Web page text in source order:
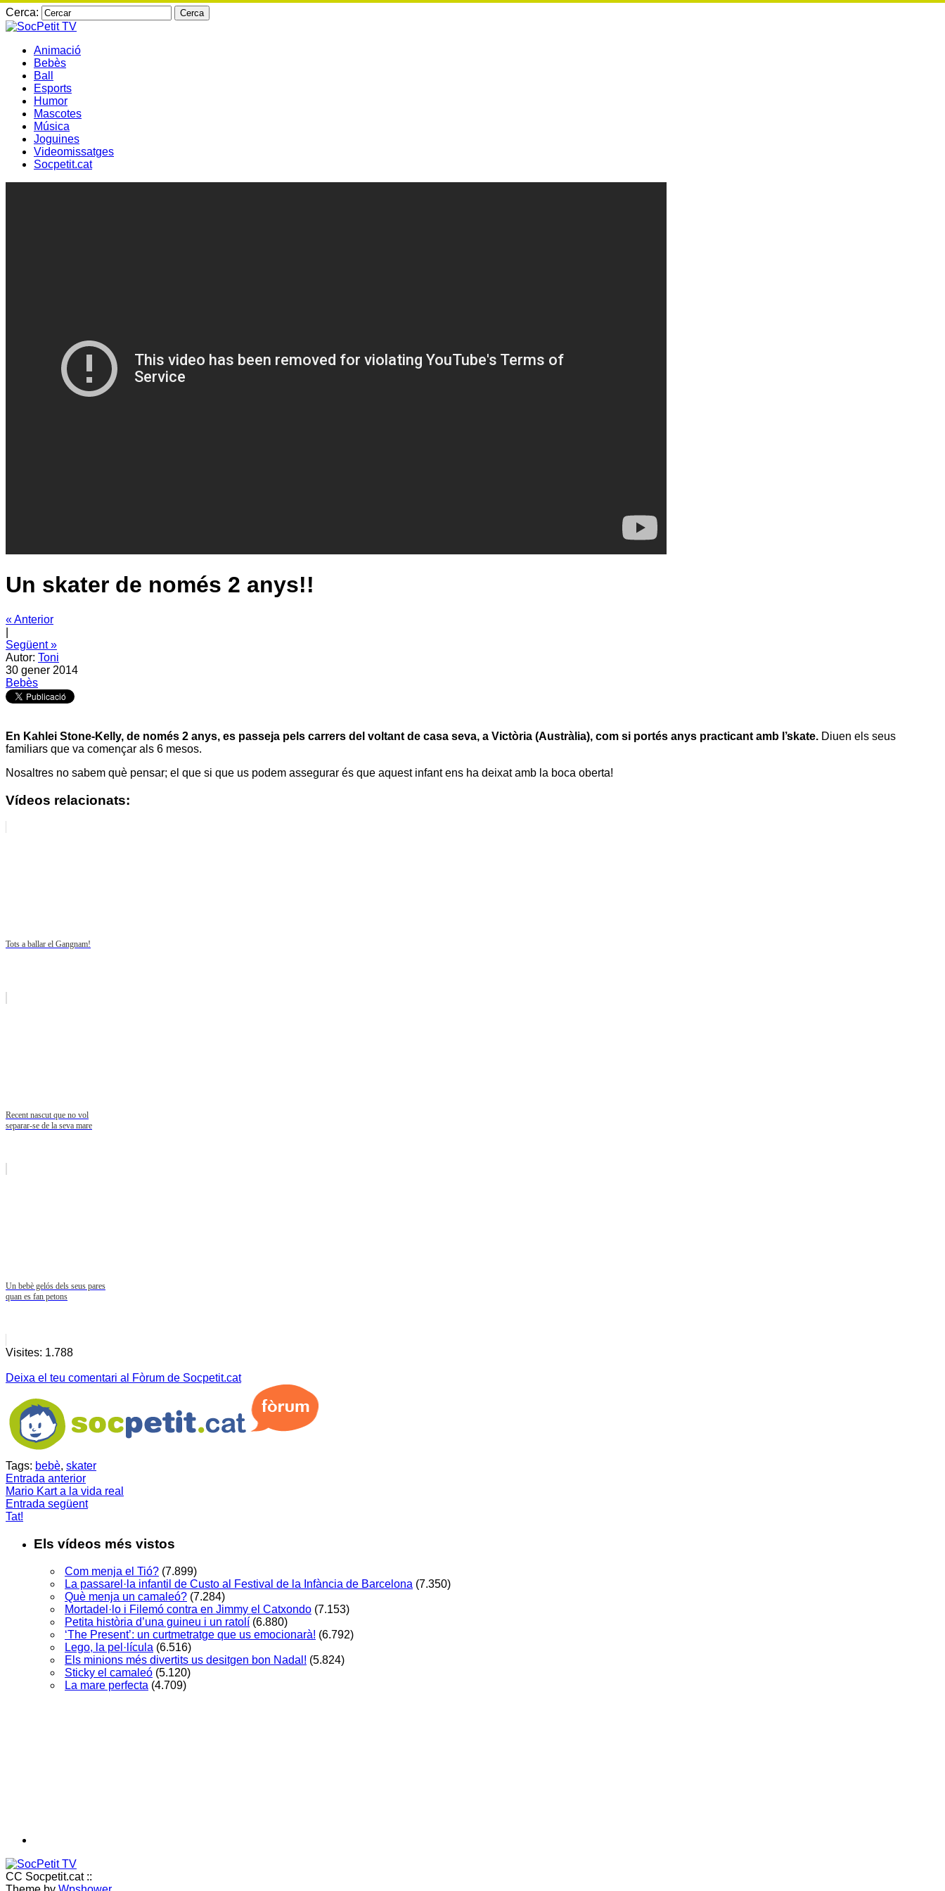
Cerca:
Animació
Bebès
Ball
Esports
Humor
Mascotes
Música
Joguines
Videomissatges
Socpetit.cat
Un skater de només 2 anys!!
« Anterior
Següent »
Autor: Toni
30 gener 2014
Bebès
En Kahlei Stone-Kelly, de només 2 anys, es passeja pels carrers del voltant de casa seva, a Victòria (Austràlia), com si portés anys practicant amb l’skate. Diuen els seus
familiars que va començar als 6 mesos.
Nosaltres no sabem què pensar; el que si que us podem assegurar és que aquest infant ens ha deixat amb la boca oberta!
Vídeos relacionats:
Tots a ballar el Gangnam!
Recent nascut que no vol
separar-se de la seva mare
Un bebè gelós dels seus pares
quan es fan petons
Visites: 1.788
Deixa el teu comentari al Fòrum de Socpetit.cat
Tags: bebè, skater
Entrada anterior
Mario Kart a la vida real
Entrada següent
Tat!
Els vídeos més vistos
Com menja el Tió? (7.899)
La passarel·la infantil de Custo al Festival de la Infància de Barcelona (7.350)
Què menja un camaleó? (7.284)
Mortadel·lo i Filemó contra en Jimmy el Catxondo (7.153)
Petita història d’una guineu i un ratolí (6.880)
‘The Present’: un curtmetratge que us emocionarà! (6.792)
Lego, la pel·lícula (6.516)
Els minions més divertits us desitgen bon Nadal! (5.824)
Sticky el camaleó (5.120)
La mare perfecta (4.709)
CC Socpetit.cat ::